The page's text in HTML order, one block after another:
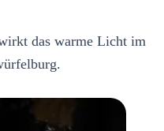
das warme Licht im